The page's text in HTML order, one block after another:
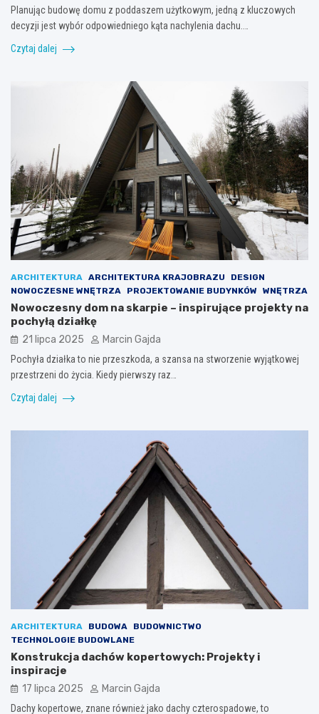
Planując budowę domu z poddaszem użytkowym, jedną z kluczowych
decyzji jest wybór odpowiedniego kąta nachylenia dachu.…
Czytaj dalej
ARCHITEKTURA ARCHITEKTURA KRAJOBRAZU
DESIGN
NOWOCZESNE WNĘTRZA
PROJEKTOWANIE BUDYNKÓW WNĘTRZA
Nowoczesny dom na skarpie – inspirujące projekty na
pochyłą działkę
21 lipca 2025 Marcin Gajda
Pochyła działka to nie przeszkoda, a szansa na stworzenie wyjątkowej
przestrzeni do życia. Kiedy pierwszy raz…
Czytaj dalej
ARCHITEKTURA BUDOWA
BUDOWNICTWO
TECHNOLOGIE BUDOWLANE
Konstrukcja dachów kopertowych: Projekty i
inspiracje
17 lipca 2025 Marcin Gajda
Dachy kopertowe, znane również jako dachy czterospadowe, to